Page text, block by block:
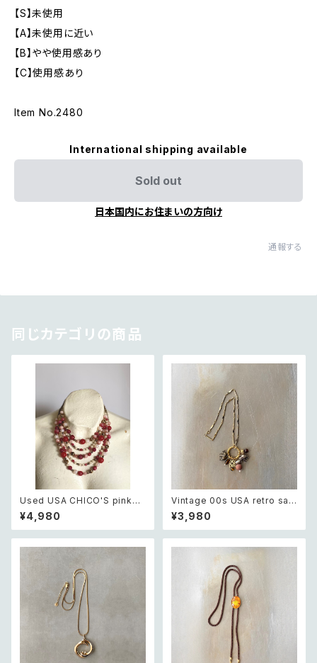
【S】未使用
【A】未使用に近い
【B】やや使用感あり
【C】使用感あり
Item No.2480
International shipping available
Sold out
日本国内にお住まいの方向け
通報する
同じカテゴリの商品
Used USA CHICO'S pink×
white beads necklace レト
ロ アメリカ ユーズド アクセサリ
ー チコス ピンク×ホワイト ビー
¥4,980
Vintage 00s USA retro saf
ari design elephant swing
charm necklace レトロ アメ
リカ ヴィンテージ アクセサリー
ゾウ スウィング チャーム ネック
¥3,980